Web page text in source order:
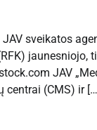
sveikatos
jaunesniojo,
JAV
centrai (CMS) ir